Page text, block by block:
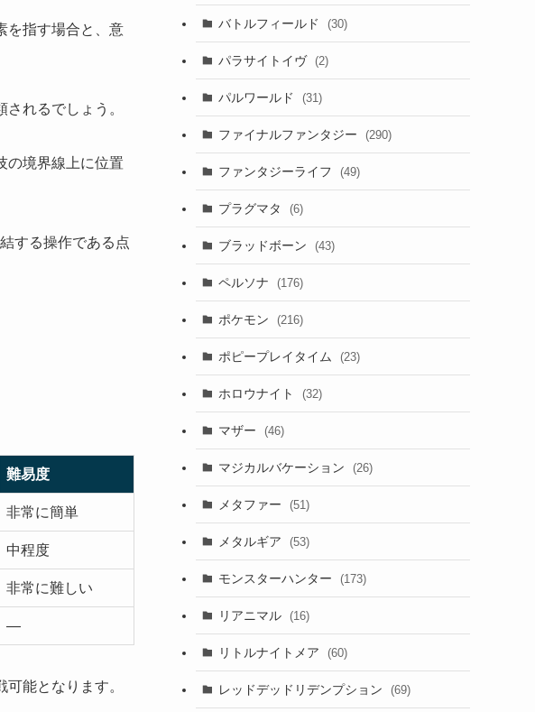
を指す場合と、意
れるでしょう。
の境界線上に位置
する操作である点
難易度
非常に簡単
中程度
非常に難しい
—
能となります。
バトルフィールド (30)
パラサイトイヴ (2)
パルワールド (31)
ファイナルファンタジー (290)
ファンタジーライフ (49)
プラグマタ (6)
ブラッドボーン (43)
ペルソナ (176)
ポケモン (216)
ポピープレイタイム (23)
ホロウナイト (32)
マザー (46)
マジカルバケーション (26)
メタファー (51)
メタルギア (53)
モンスターハンター (173)
リアニマル (16)
リトルナイトメア (60)
レッドデッドリデンプション (69)